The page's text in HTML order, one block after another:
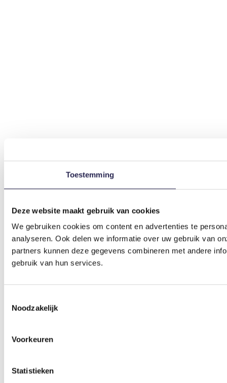
Toestemming
Deze website maakt gebruik van cookies
We gebruiken cookies om content en advertenties te
analyseren. Ook delen we informatie over uw gebruik van
partners kunnen deze gegevens combineren met andere
gebruik van hun services.
Noodzakelijk
Voorkeuren
Statistieken